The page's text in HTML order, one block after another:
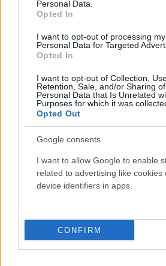
Personal Data.
Opted In
I want to opt-out of processing my
Personal Data for Targeted
Opted In
I want to opt-out of Collection,
Retention, Sale, and/or Sharing
Personal Data that Is Unrelated
Purposes for which it was
Opted Out
Google consents
I want to allow Google to enable
related to advertising like cookies
device identifiers in apps.
CONFIRM